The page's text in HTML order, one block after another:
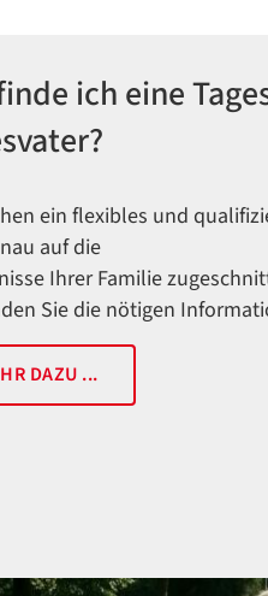
ich eine
ein flexibles und
auf die
Ihrer Familie
Sie die nötigen
DAZU ...